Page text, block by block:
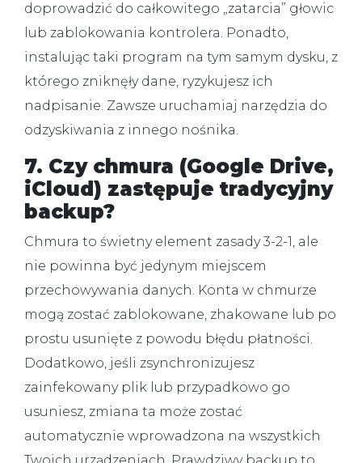
doprowadzić do całkowitego „zatarcia” głowic
lub zablokowania kontrolera. Ponadto,
instalując taki program na tym samym dysku, z
którego zniknęły dane, ryzykujesz ich
nadpisanie. Zawsze uruchamiaj narzędzia do
odzyskiwania z innego nośnika.
7. Czy chmura (Google Drive,
iCloud) zastępuje tradycyjny
backup?
Chmura to świetny element zasady 3-2-1, ale
nie powinna być jedynym miejscem
przechowywania danych. Konta w chmurze
mogą zostać zablokowane, zhakowane lub po
prostu usunięte z powodu błędu płatności.
Dodatkowo, jeśli zsynchronizujesz
zainfekowany plik lub przypadkowo go
usuniesz, zmiana ta może zostać
automatycznie wprowadzona na wszystkich